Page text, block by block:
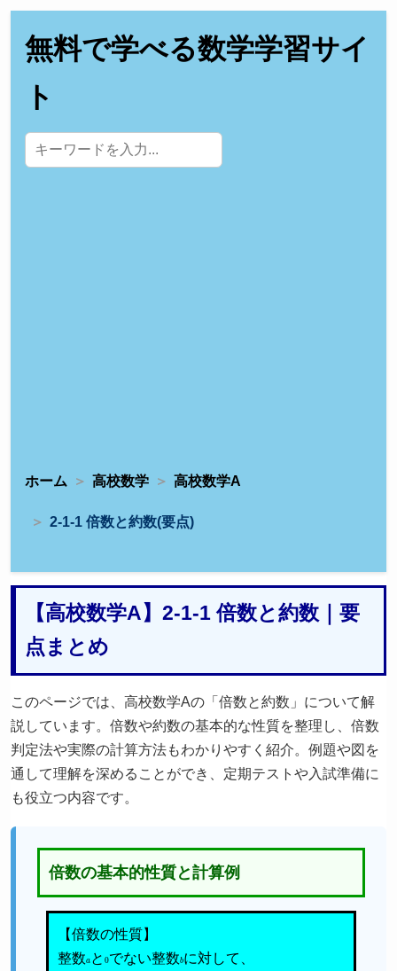
無料で学べる数学学習サイ
ト
サイト内検索
ホーム 高校数学 高校数学A
2-1-1 倍数と約数(要点)
【高校数学A】2-1-1 倍数と約数｜要
点まとめ
このページでは、高校数学Aの「倍数と約数」について解
説しています。倍数や約数の基本的な性質を整理し、倍数
判定法や実際の計算方法もわかりやすく紹介。例題や図を
通して理解を深めることができ、定期テストや入試準備に
も役立つ内容です。
倍数の基本的性質と計算例
【倍数の性質】
整数 と0でない整数bに対して、